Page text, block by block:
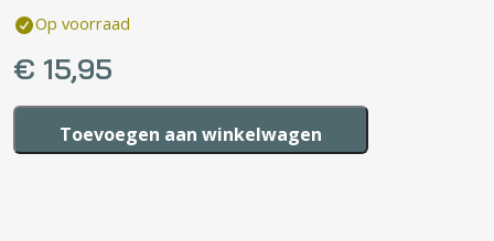
Op voorraad
€ 15,95
Rugzak
Skooter
Toevoegen aan winkelwagen